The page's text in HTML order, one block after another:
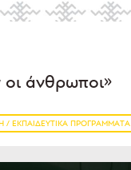
άνθρωποι»
/ ΕΚΠΑΙΔΕΥΤΙΚΆ ΠΡΟΓΡΆΜΜΑΤΑ